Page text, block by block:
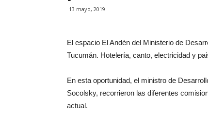
13 mayo, 2019
El espacio El Andén del Ministerio de
Tucumán. Hotelería, canto, electricidad y
En esta oportunidad, el ministro de
Socolsky, recorrieron las diferentes
actual.